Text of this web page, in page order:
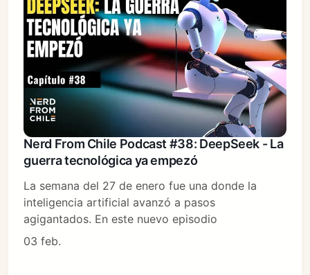
Nerd From Chile Podcast #38: DeepSeek - La
guerra tecnológica ya empezó
La semana del 27 de enero fue una donde la
inteligencia artificial avanzó a pasos
agigantados. En este nuevo episodio
03 feb.